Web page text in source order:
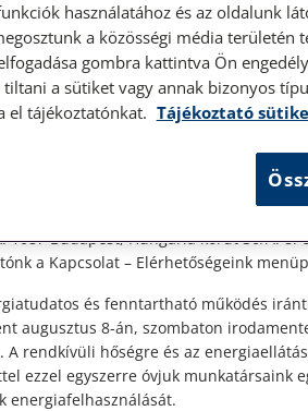
2023. szeptember 4. • LegitiMoadmin
Tartási szerződés –
lehetett hallani legalább egy
aminek témája az volt, hogy
embereket csaptak be
szerződésekkel. Bár
Elolvasom
ügyfélfogadás
ügyfélszolgálatunk telefonon történő
1087 Budapest, Hungária körút 30/A. 8.
a Kapcsolat – Elérhetőségeink
és fenntartható működés
augusztus 8-án, szombaton
A rendkívüli hőségre és az
ezzel egyszerre óvjuk munkatársaink
energiafelhasználását.
használatához és az oldalunk
a közösségi média területén
gombra kattintva Ön
tiltani a sütiket vagy annak bizonyos
el tájékoztatónkat. Tájékoztató